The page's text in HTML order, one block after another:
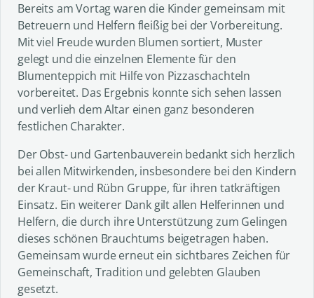
Bereits am Vortag waren die Kinder gemeinsam mit
Betreuern und Helfern fleißig bei der Vorbereitung.
Mit viel Freude wurden Blumen sortiert, Muster
gelegt und die einzelnen Elemente für den
Blumenteppich mit Hilfe von Pizzaschachteln
vorbereitet. Das Ergebnis konnte sich sehen lassen
und verlieh dem Altar einen ganz besonderen
festlichen Charakter.
Der Obst- und Gartenbauverein bedankt sich herzlich
bei allen Mitwirkenden, insbesondere bei den Kindern
der Kraut- und Rübn Gruppe, für ihren tatkräftigen
Einsatz. Ein weiterer Dank gilt allen Helferinnen und
Helfern, die durch ihre Unterstützung zum Gelingen
dieses schönen Brauchtums beigetragen haben.
Gemeinsam wurde erneut ein sichtbares Zeichen für
Gemeinschaft, Tradition und gelebten Glauben
gesetzt.